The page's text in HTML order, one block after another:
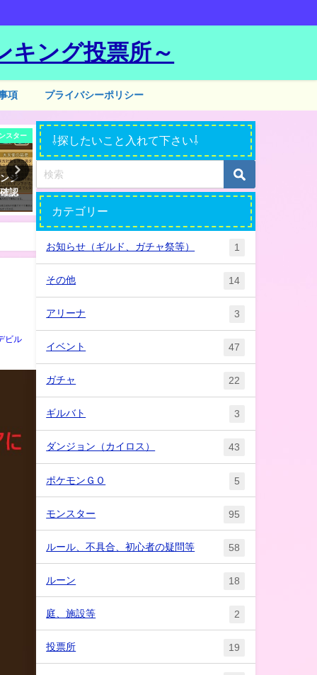
ング投票所～
項 プライバシーポリシー
スター
ジ
認
ガチャ
新モンスター サブリナ（ブー
メラン戦士 水）ゲットしまし
た☆
2018年3月26日
純正☆５モンスターが出る
われている方法９選ｗ
2018年2月18日
ビル
⇩探したいこと入れて下さい⇩
カテゴリー
お知らせ（ギルド、ガチャ祭等） 1
その他 14
アリーナ 3
イベント 47
ガチャ 22
ギルバト 3
ダンジョン（カイロス） 43
ポケモンＧＯ 5
モンスター 95
ルール、不具合、初心者の疑問等 58
ルーン 18
庭、施設等 2
投票所 19